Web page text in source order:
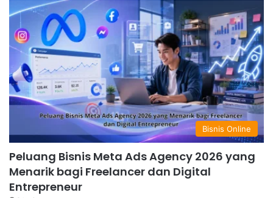
Bisnis Online
Peluang Bisnis Meta Ads Agency 2026 yang
Menarik bagi Freelancer dan Digital
Entrepreneur